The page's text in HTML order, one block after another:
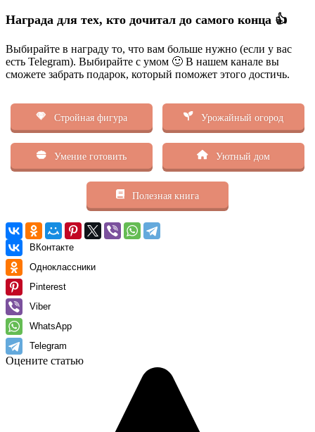
Награда для тех, кто дочитал до самого конца 👍
Выбирайте в награду то, что вам больше нужно (если у вас
есть Telegram). Выбирайте с умом 🙂 В нашем канале вы
сможете забрать подарок, который поможет этого достичь.
Стройная фигура Урожайный огород
Умение готовить Уютный дом
Полезная книга
ВКонтакте
Одноклассники
Pinterest
Viber
WhatsApp
Telegram
Оцените статью